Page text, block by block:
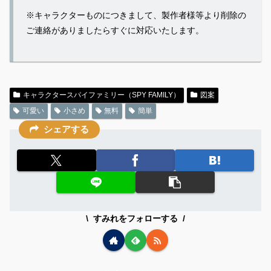
※キャラクターものにつきまして、製作者様等より削除の
ご連絡がありましたらすぐに対応いたします。
キャラクタースパイファミリー（SPY FAMILY）
図案
可愛い
小さめ 無料 簡単
シェアする
すみれをフォローする